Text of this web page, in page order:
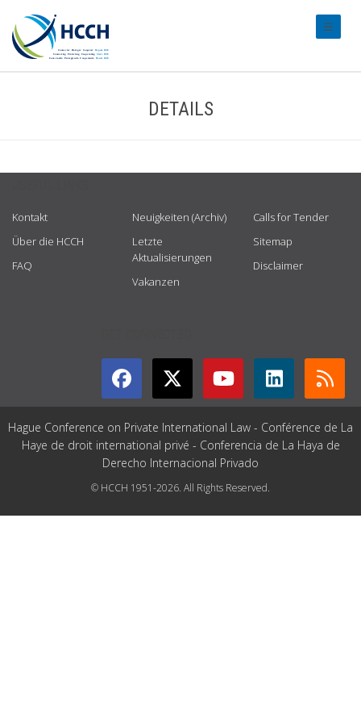
DETAILS
Kontakt
Über die HCCH
FAQ
Neuigkeiten (Archiv)
Letzte
Aktualisierungen
Vakanzen
Calls for Tender
Sitemap
Disclaimer
Hague Conference on Private International Law - Conférence de La
Haye de droit international privé - Conferencia de La Haya de
Derecho Internacional Privado
© HCCH 1951-2026. All Rights Reserved.